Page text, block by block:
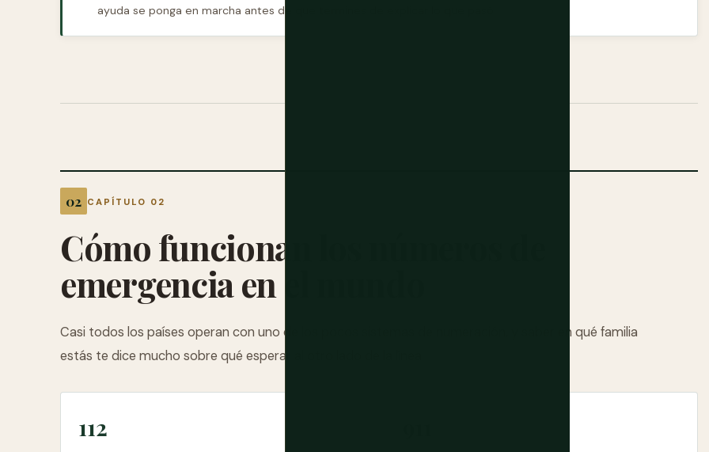
ayuda se ponga en marcha antes de que termines de explicar lo que pasó.
CAPÍTULO 02
Cómo funcionan los números de
emergencia en el mundo
Casi todos los países operan con uno de los pocos sistemas de numeración, y saber en qué familia
estás te dice mucho sobre qué esperar al otro lado de la línea.
112